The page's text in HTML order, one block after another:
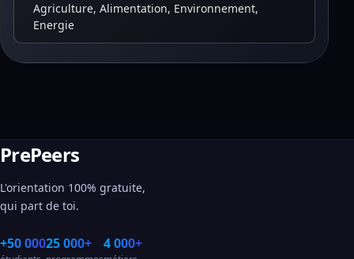
Agriculture, Alimentation, Environnement,
Energie
PrePeers
L'orientation 100% gratuite,
qui part de toi.
+50 00025 000+ 4 000+